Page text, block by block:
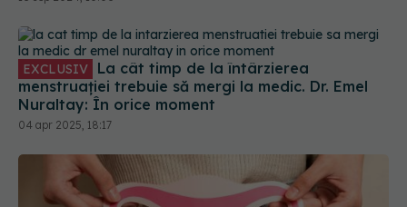
menstruației trebuie să mergi la medic. Dr. Emel
Nuraltay: În orice moment
04 apr 2025, 18:17